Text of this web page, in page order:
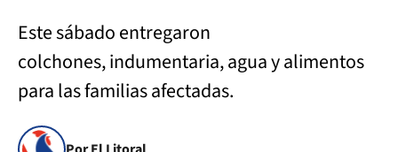
Este sábado entregaron
colchones, indumentaria, agua y alimentos
para las familias afectadas.